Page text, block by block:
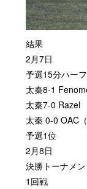
結果
2月7日
予選15分ハーフ
太秦8-1
太秦7-0 Razel
太秦 0-0 OAC（
予選1位
2月8日
決勝トーナメン
1回戦